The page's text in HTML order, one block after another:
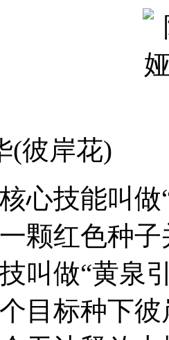
(彼岸花)
心技能叫
颗红色种
叫做“黄泉
目标种下